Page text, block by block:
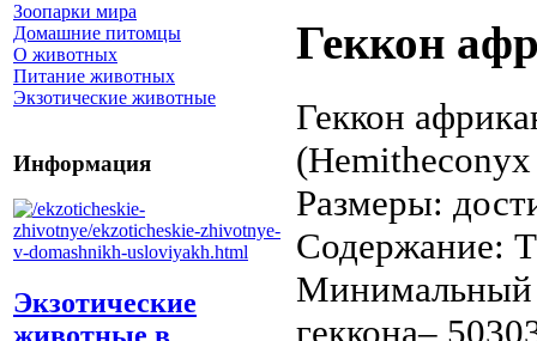
Зоопарки мира
Домашние питомцы
О животных
Питание животных
Экзотические животные
Информация
Экзотические
Геккон
Геккон
Размеры:
Содержание:
Минимальный
геккона–